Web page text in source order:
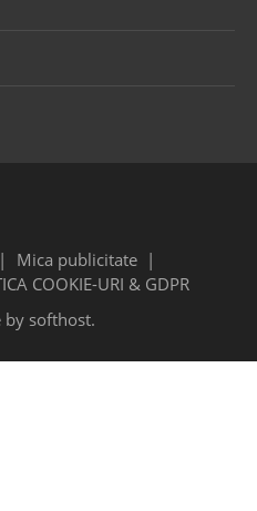
Mica publicitate
COOKIE-URI & GDPR
by softhost.